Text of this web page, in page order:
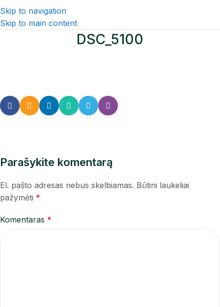
Skip to navigation
Skip to main content
DSC_5100
Parašykite komentarą
El. pašto adresas nebus skelbiamas. Būtini laukeliai
pažymėti *
Komentaras *